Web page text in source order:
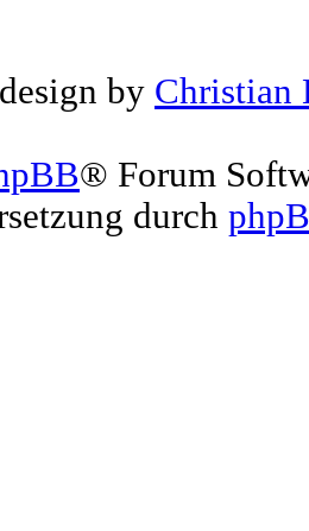
by Christian
® Forum
durch